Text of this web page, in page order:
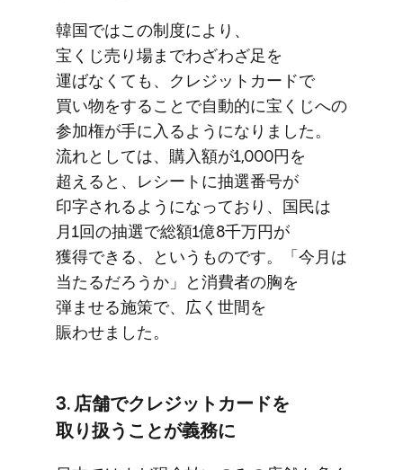
韓国では​この​制度に​より、​
宝くじ売り場まで​わざわざ足を​
運ばなくても、​クレジットカードで​
買い物を​する​ことで​自動的に​宝くじへの​
参加権が​手に​入るようになりました。​
流れと​しては、​購入額が​1,000円を​
超えると、​レシートに​抽選番号が​
印字されるようになっており、​国民は​
月1回の​抽選で​総額1億8千万円が​
獲得できる、と​いう​ものです。​「今月は​
当たるだろうか」と​消費者の​胸を​
弾ませる​施策で、​広く​世間を​
賑わせました。
3. 店舗で​クレジットカードを​
取り扱うことが​義務に